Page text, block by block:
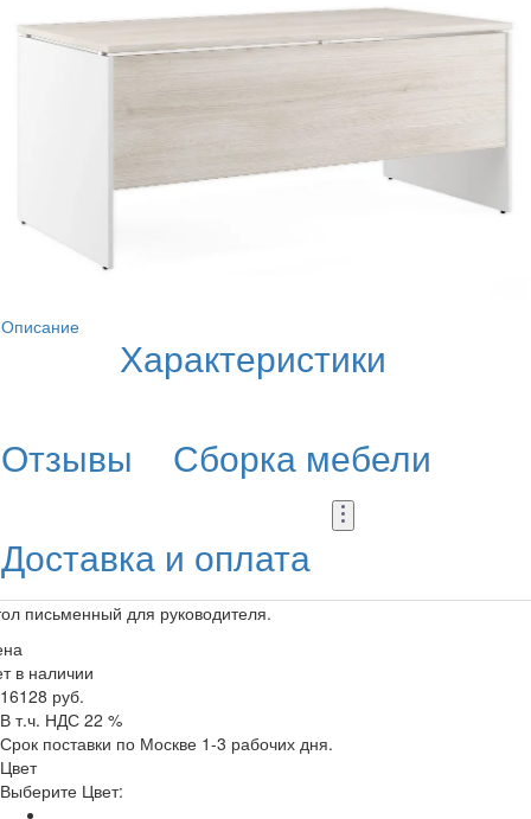
Описание
Характеристики
Отзывы
Сборка мебели
Доставка и оплата
письменный для руководителя.
в наличии
16128 руб.
В т.ч. НДС 22 %
Срок поставки по Москве 1-3 рабочих дня.
Цвет
Выберите Цвет: